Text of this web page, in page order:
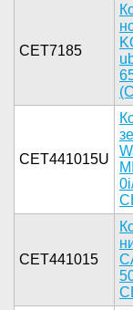
CET7185
CET441015U
CET441015